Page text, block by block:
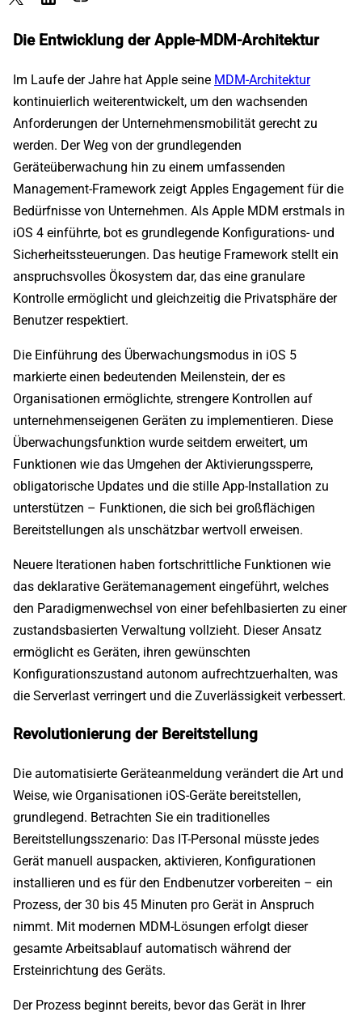
Die Entwicklung der Apple-MDM-Architektur
Im Laufe der Jahre hat Apple seine MDM-Architektur
kontinuierlich weiterentwickelt, um den wachsenden
Anforderungen der Unternehmensmobilität gerecht zu
werden. Der Weg von der grundlegenden
Geräteüberwachung hin zu einem umfassenden
Management-Framework zeigt Apples Engagement für die
Bedürfnisse von Unternehmen. Als Apple MDM erstmals in
iOS 4 einführte, bot es grundlegende Konfigurations- und
Sicherheitssteuerungen. Das heutige Framework stellt ein
anspruchsvolles Ökosystem dar, das eine granulare
Kontrolle ermöglicht und gleichzeitig die Privatsphäre der
Benutzer respektiert.
Die Einführung des Überwachungsmodus in iOS 5
markierte einen bedeutenden Meilenstein, der es
Organisationen ermöglichte, strengere Kontrollen auf
unternehmenseigenen Geräten zu implementieren. Diese
Überwachungsfunktion wurde seitdem erweitert, um
Funktionen wie das Umgehen der Aktivierungssperre,
obligatorische Updates und die stille App-Installation zu
unterstützen – Funktionen, die sich bei großflächigen
Bereitstellungen als unschätzbar wertvoll erweisen.
Neuere Iterationen haben fortschrittliche Funktionen wie
das deklarative Gerätemanagement eingeführt, welches
den Paradigmenwechsel von einer befehlbasierten zu einer
zustandsbasierten Verwaltung vollzieht. Dieser Ansatz
ermöglicht es Geräten, ihren gewünschten
Konfigurationszustand autonom aufrechtzuerhalten, was
die Serverlast verringert und die Zuverlässigkeit verbessert.
Revolutionierung der Bereitstellung
Die automatisierte Geräteanmeldung verändert die Art und
Weise, wie Organisationen iOS-Geräte bereitstellen,
grundlegend. Betrachten Sie ein traditionelles
Bereitstellungsszenario: Das IT-Personal müsste jedes
Gerät manuell auspacken, aktivieren, Konfigurationen
installieren und es für den Endbenutzer vorbereiten – ein
Prozess, der 30 bis 45 Minuten pro Gerät in Anspruch
nimmt. Mit modernen MDM-Lösungen erfolgt dieser
gesamte Arbeitsablauf automatisch während der
Ersteinrichtung des Geräts.
Der Prozess beginnt bereits, bevor das Gerät in Ihrer